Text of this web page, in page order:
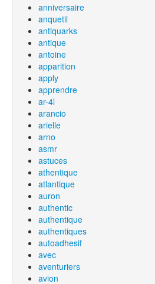
anniversaire
anquetil
antiquarks
antique
antoine
apparition
apply
apprendre
ar-4l
arancio
arielle
arno
asmr
astuces
athentique
atlantique
auron
authentic
authentique
authentiques
autoadhesif
avec
aventuriers
avion